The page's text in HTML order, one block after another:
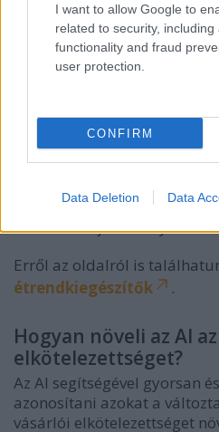
I want to allow Google to
related to security, including
functionality and fraud
user protection.
CONFIRM
Data Deletion Data
Az AI-vezérelt tesztelésnek
nehézségei. Például az
fontosságú, hiszen a hibás
téves eredményeket
szakértelem hiánya is
használatot.
Fontos, hogy megfelelő
oktatást kapjunk, valamint
rendszer teljesítményét.
Erről az oldalról is
étrendkiegészítők
.
Hogyan növeli az AI
elkötelezettséget?
Az AI segítségével gyorsan
azonosítani azokat a
vásárlói elkötelezettséget